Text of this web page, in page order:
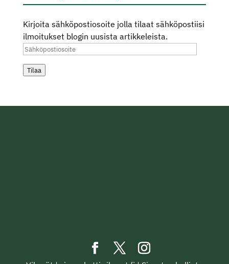
Kirjoita sähköpostiosoite jolla tilaat sähköpostiisi
ilmoitukset blogin uusista artikkeleista.
Sähköpostiosoite
Tilaa